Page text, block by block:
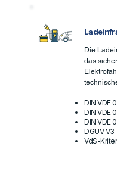
Die
das
DIN VDE
DIN VDE
DIN VDE
DGUV V3
VdS-